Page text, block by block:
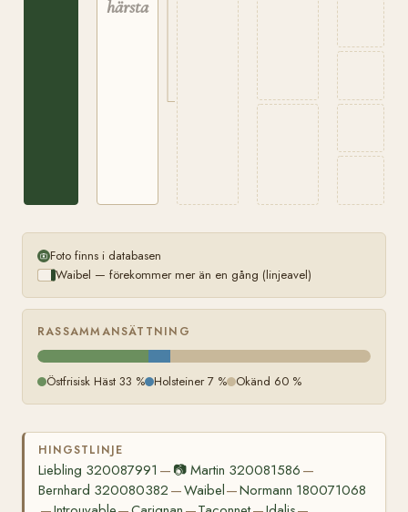
härstamning
Foto finns i databasen
Waibel — förekommer mer än en gång (linjeavel)
RASSAMMANSÄTTNING
Östfrisisk Häst 33 % Holsteiner 7 % Okänd 60 %
HINGSTLINJE
Liebling 320087991 — 📷Martin 320081586 —
Bernhard 320080382 —Waibel—Normann 180071068